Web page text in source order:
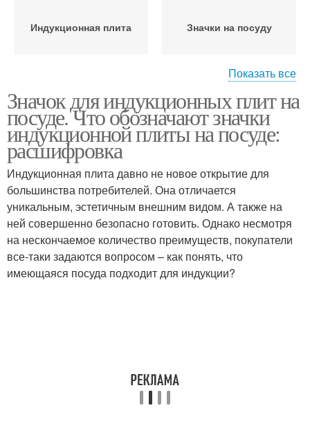
Индукционная плита Значки на посуду
Керамическая посуда
индукционной плиты
Специальная посуда
Профессиональная
посуда
Посуда для
индукционных плит
Значки на
индукционной плите
Показать все
Значок для индукционных плит на
посуде. Что обозначают значки
индукционной плиты на посуде:
расшифровка
Индукционная плита давно не новое открытие для
большинства потребителей. Она отличается
уникальным, эстетичным внешним видом. А также на
ней совершенно безопасно готовить. Однако несмотря
на нескончаемое количество преимуществ, покупатели
все-таки задаются вопросом – как понять, что
имеющаяся посуда подходит для индукции?